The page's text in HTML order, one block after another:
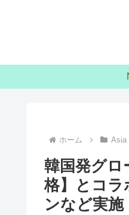
ホーム Asia
韓国発グロ
格】とコラ
ンなど実施